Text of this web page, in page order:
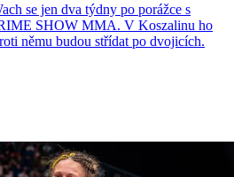
se jen dva týdny po porážce s
SHOW MMA. V Koszalinu ho
němu budou střídat po dvojicích.